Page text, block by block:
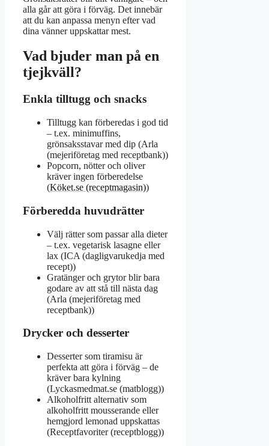
alla går att göra i förväg. Det innebär
att du kan anpassa menyn efter vad
dina vänner uppskattar mest.
Vad bjuder man på en
tjejkväll?
Enkla tilltugg och snacks
Tilltugg kan förberedas i god tid
– t.ex. minimuffins,
grönsaksstavar med dip (Arla
(mejeriföretag med receptbank))
Popcorn, nötter och oliver
kräver ingen förberedelse
(Köket.se (receptmagasin))
Förberedda huvudrätter
Välj rätter som passar alla dieter
– t.ex. vegetarisk lasagne eller
lax (ICA (dagligvarukedja med
recept))
Gratänger och grytor blir bara
godare av att stå till nästa dag
(Arla (mejeriföretag med
receptbank))
Drycker och desserter
Desserter som tiramisu är
perfekta att göra i förväg – de
kräver bara kylning
(Lyckasmedmat.se (matblogg))
Alkoholfritt alternativ som
alkoholfritt mousserande eller
hemgjord lemonad uppskattas
(Receptfavoriter (receptblogg))